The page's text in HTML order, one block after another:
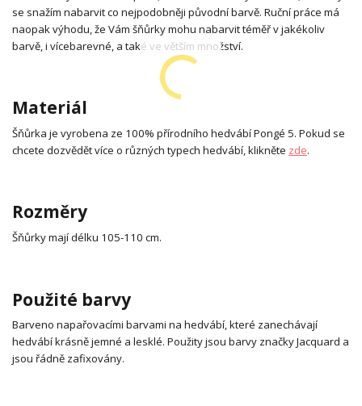
se snažím nabarvit co nejpodobněji původní barvě. Ruční práce má
naopak výhodu, že Vám šňůrky mohu nabarvit téměř v jakékoliv
barvě, i vícebarevné, a také ve větším množství.
Materiál
Šňůrka je vyrobena ze 100% přírodního hedvábí Pongé 5. Pokud se
chcete dozvědět více o různých typech hedvábí, klikněte zde.
Rozměry
Šňůrky mají délku 105-110 cm.
Použité barvy
Barveno napařovacími barvami na hedvábí, které zanechávají
hedvábí krásně jemné a lesklé. Použity jsou barvy značky Jacquard a
jsou řádně zafixovány.